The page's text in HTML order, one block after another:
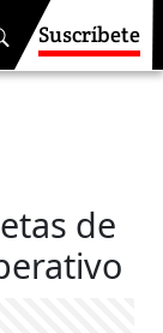
Suscríbete
de